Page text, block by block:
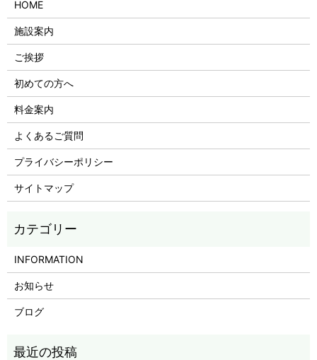
HOME
施設案内
ご挨拶
初めての方へ
料金案内
よくあるご質問
プライバシーポリシー
サイトマップ
INFORMATION
お知らせ
ブログ